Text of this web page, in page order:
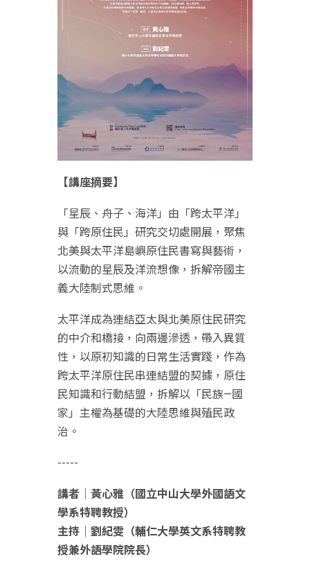
【講座摘要】
「星辰、舟子、海洋」由「跨太平洋」
與「跨原住民」研究交切處開展，聚焦
北美與太平洋島嶼原住民書寫與藝術，
以流動的星辰及洋流想像，拆解帝國主
義大陸制式思維。
太平洋成為連結亞太與北美原住民研究
的中介和橋接，向兩邊滲透，帶入異質
性，以原初知識的日常生活實踐，作為
跨太平洋原住民串連結盟的契據，原住
民知識和行動結盟，拆解以「民族—國
家」主權為基礎的大陸思維與殖民政
治。
-----
講者｜黃心雅（國立中山大學外國語文
學系特聘教授）
主持｜劉紀雯（輔仁大學英文系特聘教
授兼外語學院院長）